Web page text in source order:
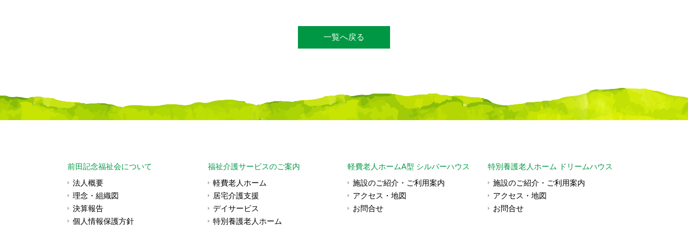
一覧へ戻る
前田記念福祉会について
法人概要
理念・組織図
決算報告
個人情報保護方針
福祉介護サービスのご案内
軽費老人ホーム
居宅介護支援
デイサービス
特別養護老人ホーム
軽費老人ホームA型 シルバーハウス
施設のご紹介・ご利用案内
アクセス・地図
お問合せ
特別養護老人ホーム ドリームハウス
施設のご紹介・ご利用案内
アクセス・地図
お問合せ